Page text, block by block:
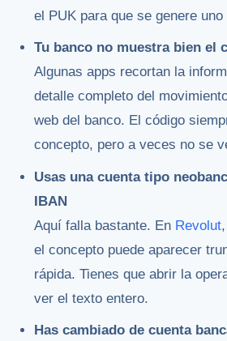
el PUK para que se genere uno
Tu banco no muestra bien el
Algunas apps recortan la
detalle completo del
web del banco. El código
concepto, pero a veces no se
Usas una cuenta tipo
IBAN
Aquí falla bastante. En Revolut
el concepto puede aparecer
rápida. Tienes que abrir la
ver el texto entero.
Has cambiado de cuenta